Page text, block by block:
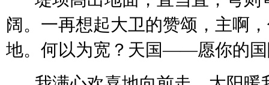
阔。一再想起大卫的赞颂，主啊
地。何以为宽？天国——愿你的